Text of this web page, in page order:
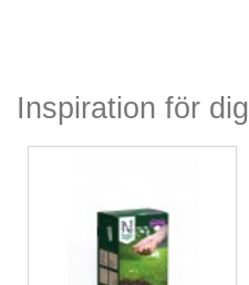
Inspiration för dig